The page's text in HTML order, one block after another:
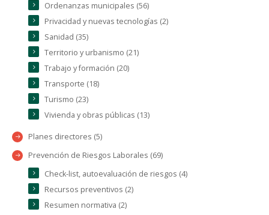
Ordenanzas municipales (56)
Privacidad y nuevas tecnologías (2)
Sanidad (35)
Territorio y urbanismo (21)
Trabajo y formación (20)
Transporte (18)
Turismo (23)
Vivienda y obras públicas (13)
Planes directores (5)
Prevención de Riesgos Laborales (69)
Check-list, autoevaluación de riesgos (4)
Recursos preventivos (2)
Resumen normativa (2)